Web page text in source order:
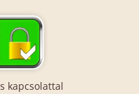
kapcsolattal